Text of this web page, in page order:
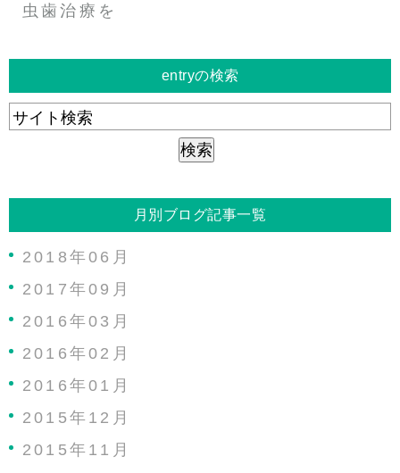
虫歯治療を
entryの検索
月別ブログ記事一覧
2018年06月
2017年09月
2016年03月
2016年02月
2016年01月
2015年12月
2015年11月